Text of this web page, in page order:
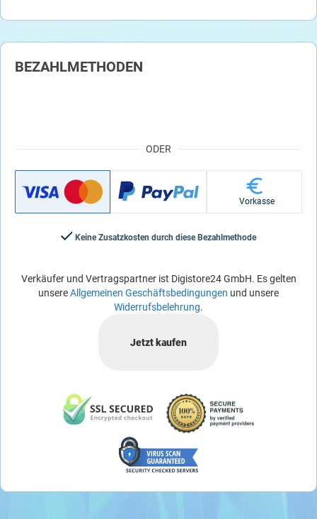
ODER
BEZAHLMETHODEN
Vorkasse
Keine Zusatzkosten durch diese Bezahlmethode
Verkäufer und Vertragspartner ist Digistore24 GmbH. Es gelten
unsereAllgemeinen Geschäftsbedingungen und unsere
Widerrufsbelehrung.
Jetzt kaufen